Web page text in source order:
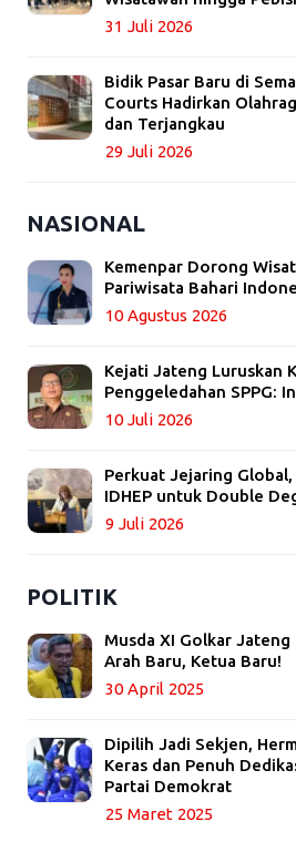
31 Juli 2026
Bidik Pasar Baru di
Courts Hadirkan
dan Terjangkau
29 Juli 2026
NASIONAL
Kemenpar Dorong
Pariwisata Bahari
10 Agustus 2026
Kejati Jateng Luruskan
Penggeledahan SPPG:
10 Juli 2026
Perkuat Jejaring Global,
IDHEP untuk Double
9 Juli 2026
POLITIK
Musda XI Golkar
Arah Baru, Ketua Baru!
30 April 2025
Dipilih Jadi Sekjen,
Keras dan Penuh
Partai Demokrat
25 Maret 2025